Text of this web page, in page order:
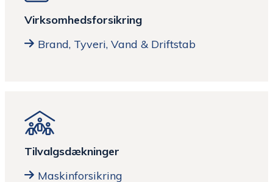
Virksomhedsforsikring
Brand, Tyveri, Vand & Driftstab
Tilvalgsdækninger
Maskinforsikring